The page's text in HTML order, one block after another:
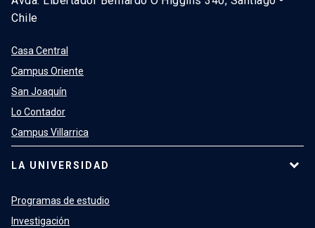
Chile
Casa Central
Campus Oriente
San Joaquín
Lo Contador
Campus Villarrica
LA UNIVERSIDAD
Programas de estudio
Investigación